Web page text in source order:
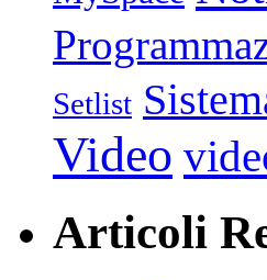
Setlist
Video
Articoli